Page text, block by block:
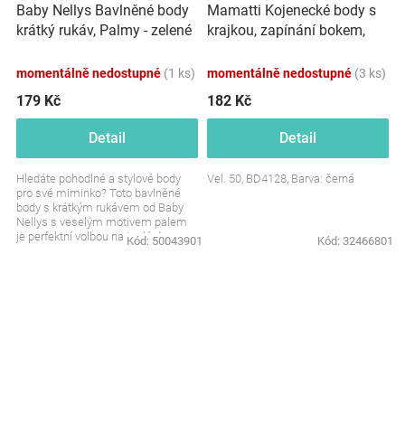
Baby Nellys Bavlněné body
krátký rukáv, Palmy - zelené
momentálně nedostupné (1 ks)
179 Kč
Detail
Hledáte pohodlné a stylové body
pro své miminko? Toto bavlněné
body s krátkým rukávem od Baby
Nellys s veselým motivem palem
je perfektní volbou na teplé dny.
Kód: 50043901
Mamatti Kojenecké body s
krajkou, zapínání bokem,
momentálně nedostupné (3 ks)
182 Kč
Detail
Vel. 50, BD4128, Barva: černá
Kód: 32466801